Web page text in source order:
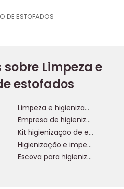
DE ESTOFADOS
Limpeza e
estofados
Limpeza e higienização de estofados
Empresa de higienização de estofados
Kit higienização de estofados
Higienização e impermeabilização de estofados
Escova para higienização de estofados